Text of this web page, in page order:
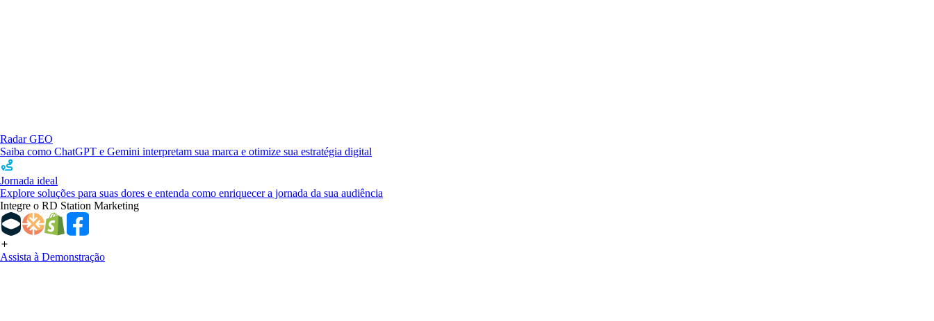
Radar GEO
Saiba como ChatGPT e Gemini interpretam sua marca e otimize sua estratégia digital
Jornada ideal
Explore soluções para suas dores e entenda como enriquecer a jornada da sua audiência
Integre o RD Station Marketing
Assista à Demonstração